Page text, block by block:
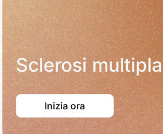
Sclerosi multipla
Inizia ora